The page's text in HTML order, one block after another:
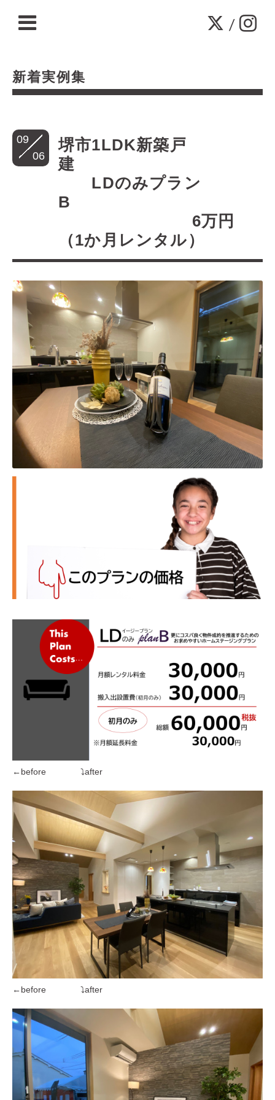
/
新着実例集
09
06
堺市1LDK新築戸
建
LDのみプラン
B
6万円
（1か月レンタル）
←before ⤵after
←before ⤵after